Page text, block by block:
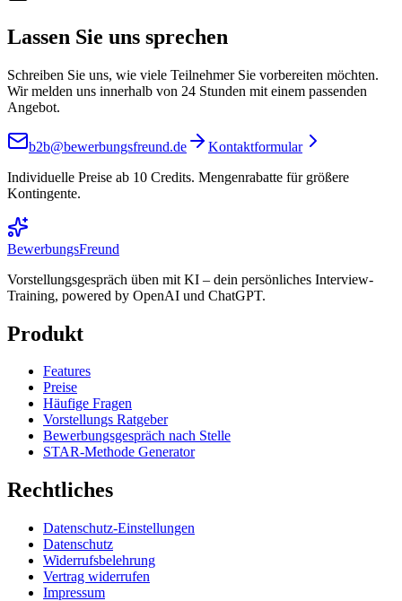
Lassen Sie uns sprechen
Schreiben Sie uns, wie viele Teilnehmer Sie vorbereiten möchten.
Wir melden uns innerhalb von 24 Stunden mit einem passenden
Angebot.
b2b@bewerbungsfreund.de
Kontaktformular
Individuelle Preise ab 10 Credits. Mengenrabatte für größere
Kontingente.
BewerbungsFreund
Vorstellungsgespräch üben mit KI – dein persönliches Interview-
Training, powered by OpenAI und ChatGPT.
Produkt
Features
Preise
Häufige Fragen
Vorstellungs Ratgeber
Bewerbungsgespräch nach Stelle
STAR-Methode Generator
Rechtliches
Datenschutz-Einstellungen
Datenschutz
Widerrufsbelehrung
Vertrag widerrufen
Impressum